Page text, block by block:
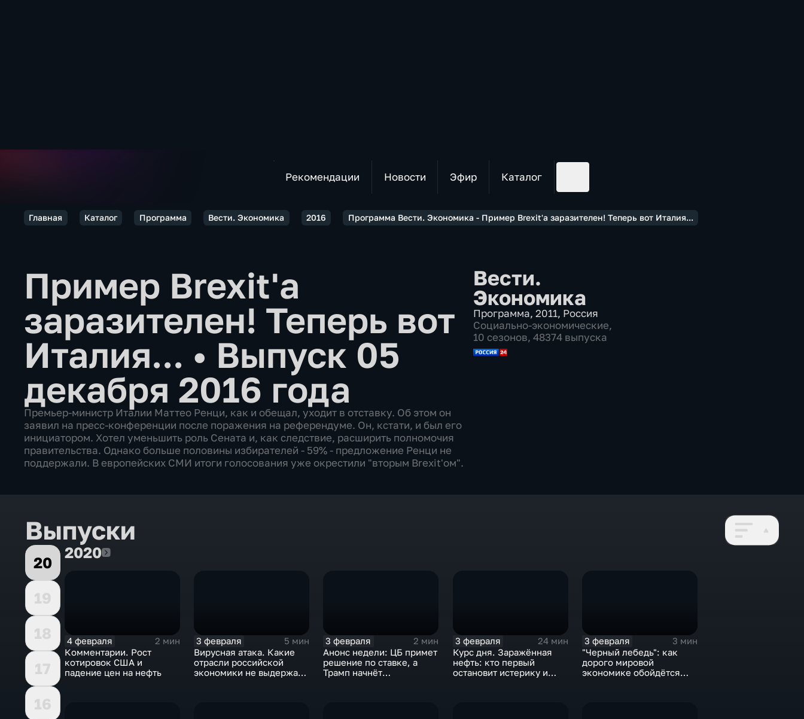
Рекомендации Новости Эфир Каталог
Главная Каталог Программа Вести. Экономика 2016 Программа Вести. Экономика - Пример Brexit'а заразителен! Теперь вот Италия...
Пример Brexit'а
заразителен! Теперь вот
Италия... • Выпуск 05
декабря 2016 года
Премьер-министр Италии Маттео Ренци, как и обещал, уходит в отставку. Об этом он
заявил на пресс-конференции после поражения на референдуме. Он, кстати, и был его
инициатором. Хотел уменьшить роль Сената и, как следствие, расширить полномочия
правительства. Однако больше половины избирателей - 59% - предложение Ренци не
поддержали. В европейских СМИ итоги голосования уже окрестили "вторым Brexit'ом".
Вести.
Экономика
Программа, 2011, Россия
Социально-экономические,
10 сезонов, 48374 выпуска
Выпуски
20
19
18
17
16
20202020
4 февраля
2 мин
Комментарии. Рост
котировок США и
падение цен на нефть
3 февраля
5 мин
Вирусная атака. Какие
отрасли российской
экономики не выдержат
3 февраля
2 мин
Анонс недели: ЦБ примет
решение по ставке, а
Трамп начнёт
3 февраля
24 мин
Курс дня. Заражённая
нефть: кто первый
остановит истерику и
3 февраля
3 мин
"Черный лебедь": как
дорого мировой
экономике обойдётся